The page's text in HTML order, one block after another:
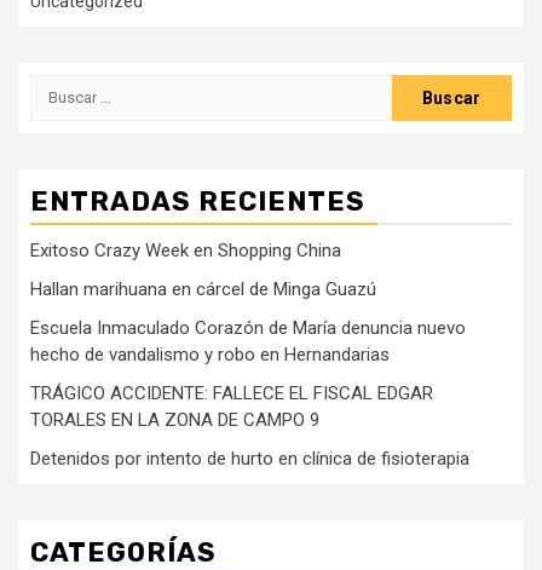
Buscar:
ENTRADAS RECIENTES
Exitoso Crazy Week en Shopping China
Hallan marihuana en cárcel de Minga Guazú
Escuela Inmaculado Corazón de María denuncia nuevo
hecho de vandalismo y robo en Hernandarias
TRÁGICO ACCIDENTE: FALLECE EL FISCAL EDGAR
TORALES EN LA ZONA DE CAMPO 9
Detenidos por intento de hurto en clínica de fisioterapia
CATEGORÍAS